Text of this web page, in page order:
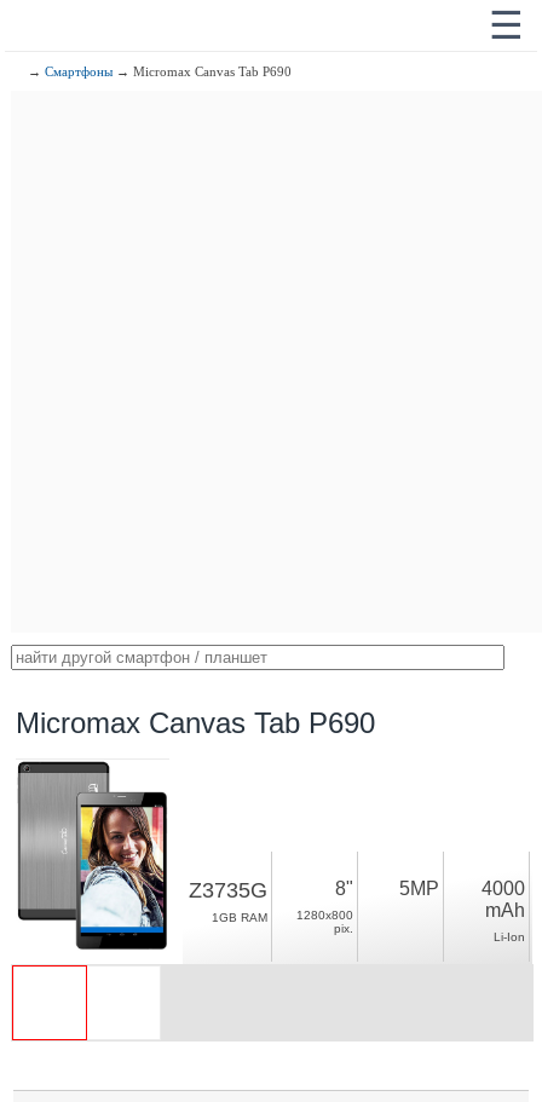
☰
→Смартфоны → Micromax Canvas Tab P690
Micromax Canvas Tab P690
Z3735G
1GB RAM
8"
1280x800
pix.
5MP
4000
mAh
Li-Ion